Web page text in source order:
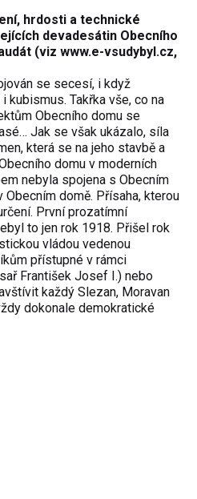
hrdosti a technické
devadesátin Obecního
(viz www.e-vsudybyl.cz,
se secesí, i když
kubismus. Takřka vše, co na
Obecního domu se
Jak se však ukázalo, síla
která se na jeho stavbě a
domu v moderních
nebyla spojena s Obecním
domě. Přísaha, kterou
První prozatímní
to jen rok 1918. Přišel rok
vládou vedenou
přístupné v rámci
František Josef I.) nebo
každý Slezan, Moravan
dokonale demokratické